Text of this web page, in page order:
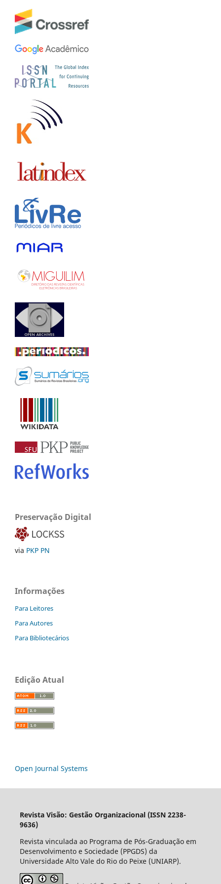
Preservação Digital
via PKP PN
Informações
Para Leitores
Para Autores
Para Bibliotecários
Edição Atual
Open Journal Systems
Revista Visão: Gestão Organizacional (ISSN 2238-
9636)
Revista vinculada ao Programa de Pós-Graduação em
Desenvolvimento e Sociedade (PPGDS) da
Universidade Alto Vale do Rio do Peixe (UNIARP).